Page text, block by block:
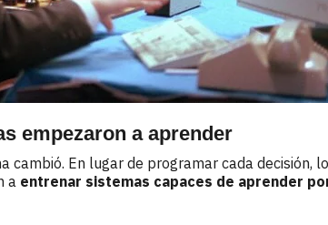
empezaron a aprender
cambió. En lugar de programar cada decisión,
a entrenar sistemas capaces de aprender